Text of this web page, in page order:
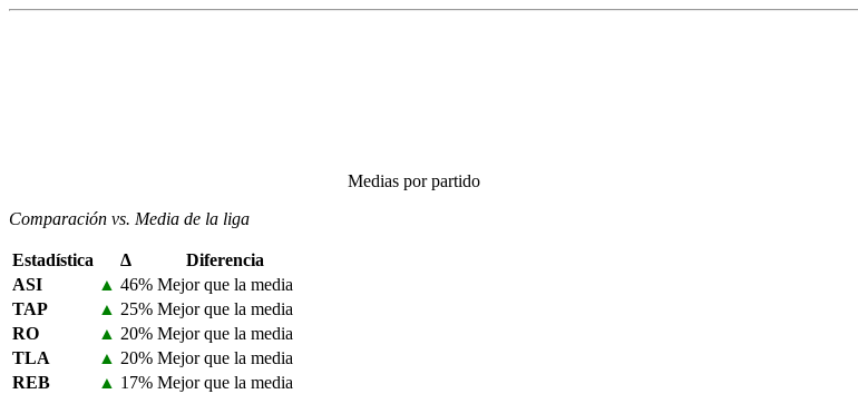
Medias por partido
Comparación vs. Media de la liga
Estadística Δ
Diferencia
ASI
▲ 46% Mejor que la media
TAP
▲ 25% Mejor que la media
RO
▲ 20% Mejor que la media
TLA
▲ 20% Mejor que la media
REB
▲ 17% Mejor que la media